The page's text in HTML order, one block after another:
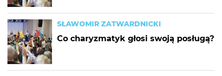
SŁAWOMIR ZATWARDNICKI
Co charyzmatyk głosi swoją posługą?